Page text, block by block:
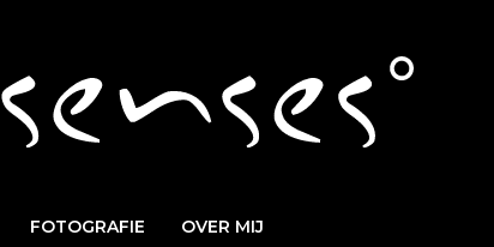
FOTOGRAFIE OVER MIJ